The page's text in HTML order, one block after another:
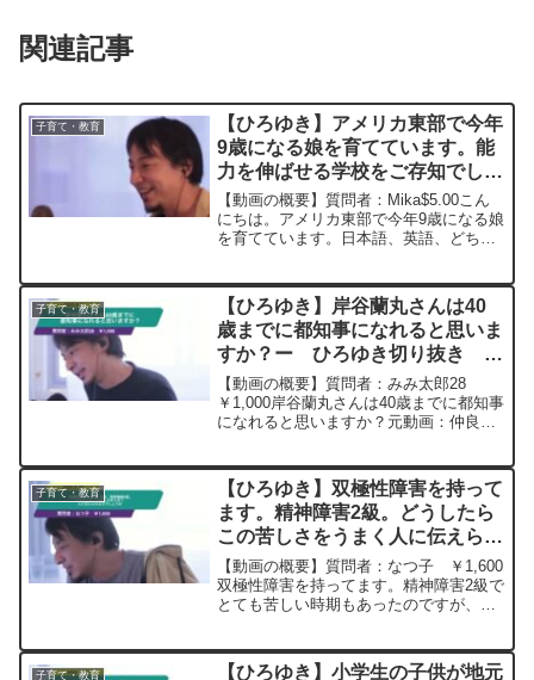
関連記事
子育て・教育
【ひろゆき】アメリカ東部で今年
9歳になる娘を育てています。能
力を伸ばせる学校をご存知でした
ら教えてください。ー ひろゆき
切り抜き 20230728
【動画の概要】質問者：Mika$5.00こん
にちは。アメリカ東部で今年9歳になる娘
を育てています。日本語、英語、どちら
文章問題は苦手ですが、数字自体は得意
です。一旦...
子育て・教育
【ひろゆき】岸谷蘭丸さんは40
歳までに都知事になれると思いま
すか？ー ひろゆき切り抜き
20250804
【動画の概要】質問者：みみ太郎28
￥1,000岸谷蘭丸さんは40歳までに都知事
になれると思いますか？元動画：仲良く
Ambrée L22 ひろ...
子育て・教育
【ひろゆき】双極性障害を持って
ます。精神障害2級。どうしたら
この苦しさをうまく人に伝えられ
るのでしょうかー ひろゆき切り
抜き 20250610
【動画の概要】質問者：なつ子 ￥1,600
双極性障害を持ってます。精神障害2級で
とても苦しい時期もあったのですが、な
む時間作れません。旦那は酷くなると周
子育て・教育
【ひろゆき】小学生の子供が地元